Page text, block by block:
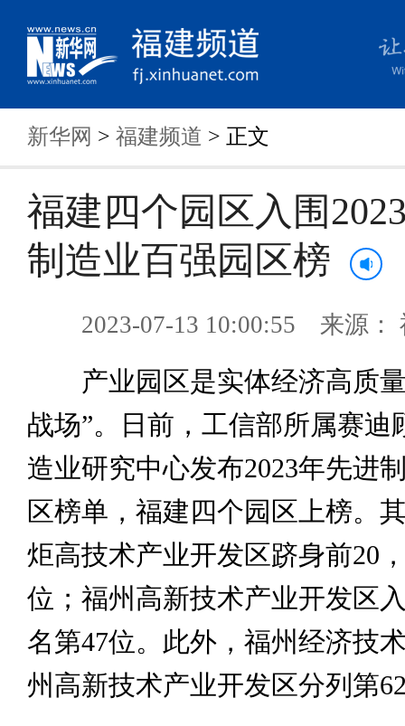
新华网 > 福建频道 > 正文
福建四个园区入围
制造业百强园区榜
2023-07-13 10:00:55 来源：
产业园区是实体经济高质量
战场”。日前，工信部所属赛迪
造业研究中心发布2023年先进
区榜单，福建四个园区上榜。
炬高技术产业开发区跻身前20
位；福州高新技术产业开发区
名第47位。此外，福州经济技
州高新技术产业开发区分列第